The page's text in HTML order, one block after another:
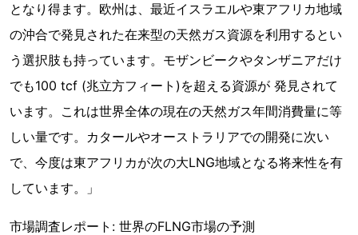
となり得ます。欧州は、最近イスラエルや東アフリカ地域
の沖合で発見された在来型の天然ガス資源を利用するとい
う選択肢も持っています。モザンビークやタンザニアだけ
でも100 tcf (兆立方フィート)を超える資源が 発見されて
います。これは世界全体の現在の天然ガス年間消費量に等
しい量です。カタールやオーストラリアでの開発に次い
で、今度は東アフリカが次の大LNG地域となる将来性を有
しています。」
市場調査レポート: 世界のFLNG市場の予測